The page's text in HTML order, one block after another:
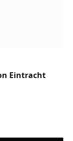
Eintracht